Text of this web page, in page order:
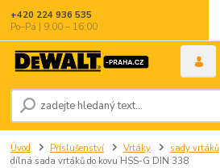
+420 224 936 535
Po–Pá | 9:00 – 16:00
Úvod Příslušenství Vrtáky sady vrtáků
dílná sada vrtáků do kovu HSS-G DIN 338